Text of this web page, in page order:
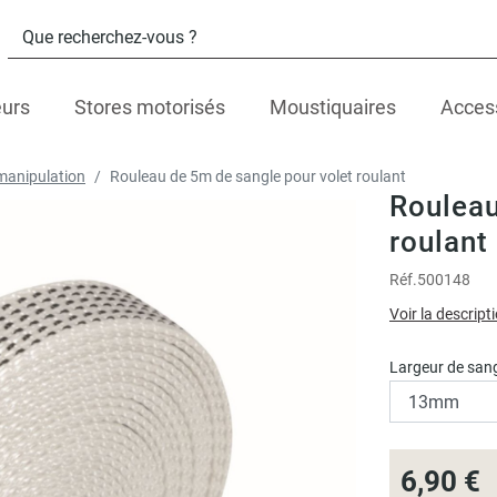
Stores motorisés Moustiquaires
Rouleau de 5m de sangle pour volet roulant
roulant
Réf.500148
Voir la
Largeur de
6,90 €